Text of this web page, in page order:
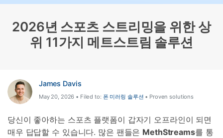
합니다.
사용 가이드
고객 지원
무료 다운로드 로그인
2026년 스포츠 스트리밍을 위한 상
위 11가지 메트스트림 솔루션
James Davis
May 20, 2026 • Filed to: 폰 미러링 솔루션 • Proven solutions
당신이 좋아하는 스포츠 플랫폼이 갑자기 오프라인이 되면
매우 답답할 수 있습니다. 많은 팬들은 MethStreams를 통